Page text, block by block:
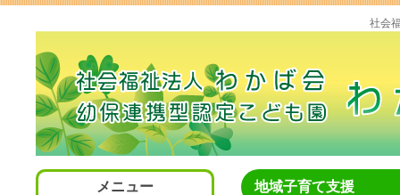
社会
メニュー 地域子育て支援